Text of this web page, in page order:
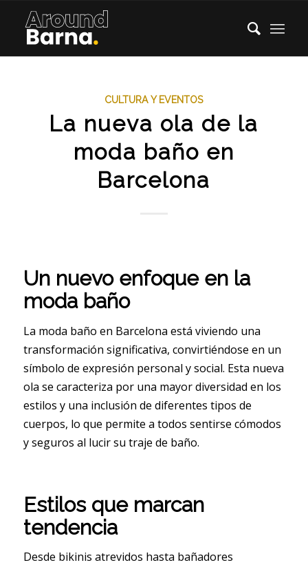
CULTURA Y EVENTOS
La nueva ola de la
moda baño en
Barcelona
Un nuevo enfoque en la
moda baño
La moda baño en Barcelona está viviendo una
transformación significativa, convirtiéndose en un
símbolo de expresión personal y social. Esta nueva
ola se caracteriza por una mayor diversidad en los
estilos y una inclusión de diferentes tipos de
cuerpos, lo que permite a todos sentirse cómodos
y seguros al lucir su traje de baño.
Estilos que marcan
tendencia
Desde bikinis atrevidos hasta bañadores